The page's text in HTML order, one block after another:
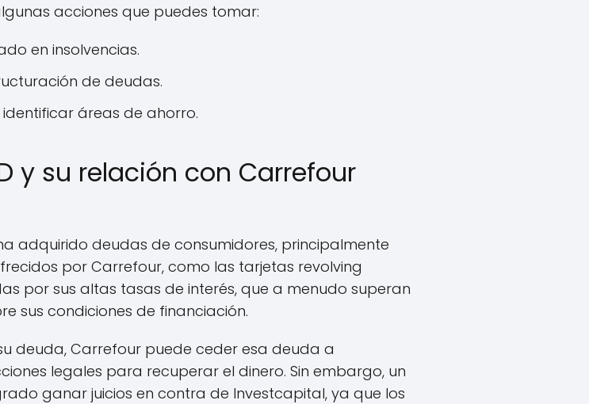
acciones que puedes tomar:
en insolvencias.
de deudas.
áreas de ahorro.
y su relación con Carrefour
adquirido deudas de consumidores, principalmente
por Carrefour, como las tarjetas revolving
por sus altas tasas de interés, que a menudo superan
sus condiciones de financiación.
deuda, Carrefour puede ceder esa deuda a
legales para recuperar el dinero. Sin embargo, un
ganar juicios en contra de Investcapital, ya que los